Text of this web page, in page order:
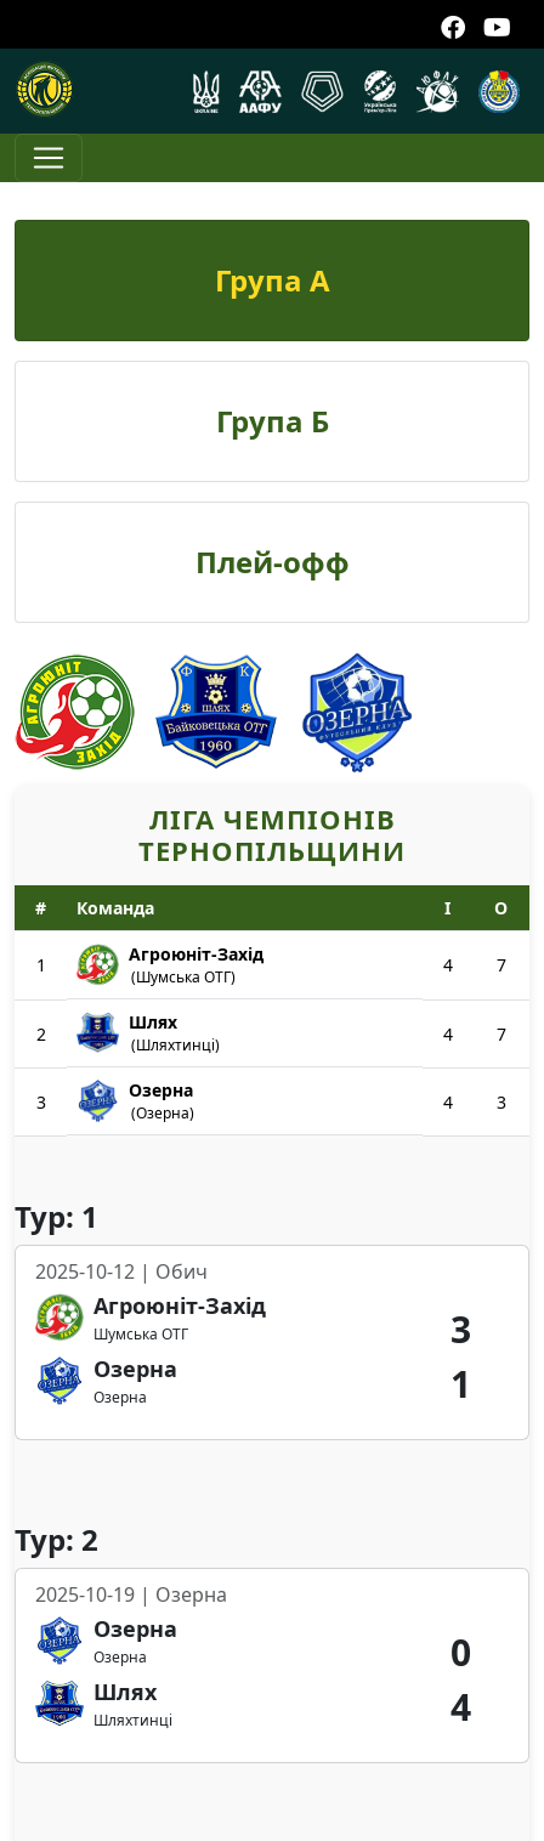
Група А
Група Б
Плей-офф
ЛІГА ЧЕМПІОНІВ
ТЕРНОПІЛЬЩИНИ
# Команда І О
1 Агроюніт-Захід
(Шумська ОТГ)
4 7
2
Шлях
(Шляхтинці) 4 7
3
Озерна
(Озерна) 4 3
Тур: 1
2025-10-12 | Обич
Агроюніт-Захід
Шумська ОТГ
Озерна
Озерна
3
1
Тур: 2
2025-10-19 | Озерна
Озерна
Озерна
Шлях
Шляхтинці
0
4